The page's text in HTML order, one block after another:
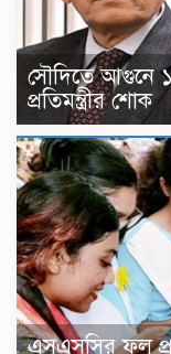
সৌদিতে আগুনে ১৬
প্রতিমন্ত্রীর শোক
এসএসসির ফল